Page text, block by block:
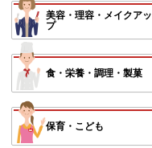
美容・理容・メイクアッ
プ
食・栄養・調理・製菓
保育・こども